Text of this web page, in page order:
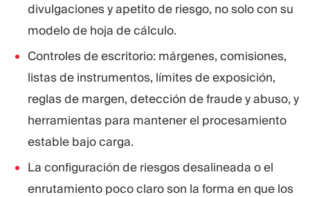
divulgaciones y apetito de riesgo, no solo con su
modelo de hoja de cálculo.
Controles de escritorio: márgenes, comisiones,
listas de instrumentos, límites de exposición,
reglas de margen, detección de fraude y abuso, y
herramientas para mantener el procesamiento
estable bajo carga.
La configuración de riesgos desalineada o el
enrutamiento poco claro son la forma en que los